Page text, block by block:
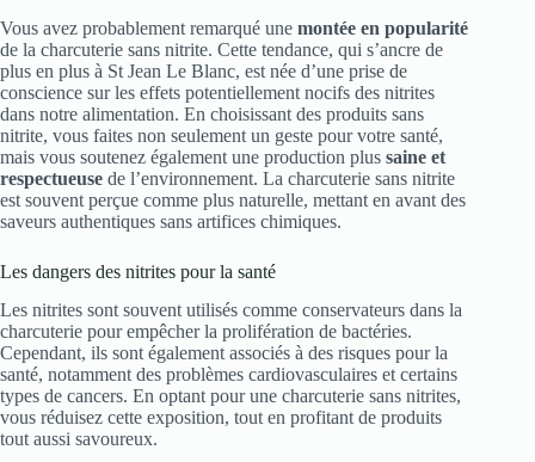
Vous avez probablement remarqué une montée en popularité
de la charcuterie sans nitrite. Cette tendance, qui s’ancre de
plus en plus à St Jean Le Blanc, est née d’une prise de
conscience sur les effets potentiellement nocifs des nitrites
dans notre alimentation. En choisissant des produits sans
nitrite, vous faites non seulement un geste pour votre santé,
mais vous soutenez également une production plus saine et
respectueuse de l’environnement. La charcuterie sans nitrite
est souvent perçue comme plus naturelle, mettant en avant des
saveurs authentiques sans artifices chimiques.
Les dangers des nitrites pour la santé
Les nitrites sont souvent utilisés comme conservateurs dans la
charcuterie pour empêcher la prolifération de bactéries.
Cependant, ils sont également associés à des risques pour la
santé, notamment des problèmes cardiovasculaires et certains
types de cancers. En optant pour une charcuterie sans nitrites,
vous réduisez cette exposition, tout en profitant de produits
tout aussi savoureux.